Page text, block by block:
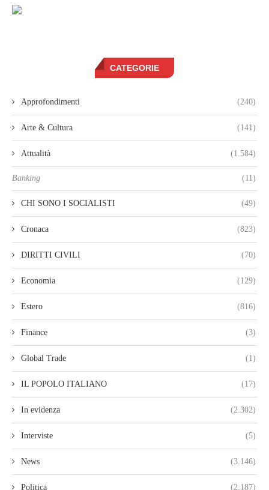
CATEGORIE
Approfondimenti (240)
Arte & Cultura (141)
Attualità (1.584)
Banking (11)
CHI SONO I SOCIALISTI (49)
Cronaca (823)
DIRITTI CIVILI (70)
Economia (129)
Estero (816)
Finance (3)
Global Trade (1)
IL POPOLO ITALIANO (17)
In evidenza (2.302)
Interviste (5)
News (3.146)
Politica (2.187)